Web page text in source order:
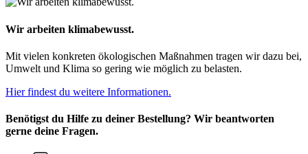
Wir arbeiten klimabewusst.
Mit vielen konkreten ökologischen Maßnahmen tragen wir dazu bei,
Umwelt und Klima so gering wie möglich zu belasten.
Hier findest du weitere Informationen.
Benötigst du Hilfe zu deiner Bestellung? Wir beantworten
gerne deine Fragen.